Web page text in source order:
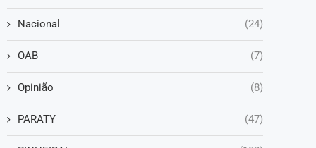
Nacional (24)
OAB (7)
Opinião (8)
PARATY (47)